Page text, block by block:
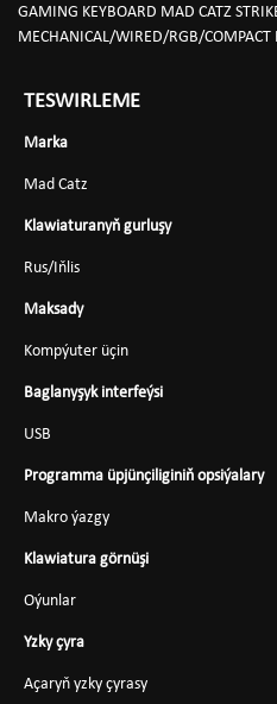
GAMING KEYBOARD MAD CATZ
MECHANICAL/WIRED/RGB/COMPACT
TESWIRLEME
Marka
Mad Catz
Klawiaturanyň gurluşy
Rus/Iňlis
Maksady
Kompýuter üçin
Baglanyşyk interfeýsi
USB
Programma üpjünçiliginiň opsiýalary
Makro ýazgy
Klawiatura görnüşi
Oýunlar
Yzky çyra
Açaryň yzky çyrasy